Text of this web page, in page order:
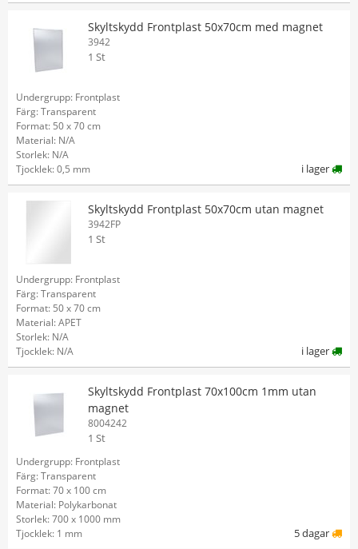
Skyltskydd Frontplast 50x70cm med magnet
3942
1 St
Undergrupp: Frontplast
Färg: Transparent
Format: 50 x 70 cm
Material: N/A
Storlek: N/A
Tjocklek: 0,5 mm
i lager
Skyltskydd Frontplast 50x70cm utan magnet
3942FP
1 St
Undergrupp: Frontplast
Färg: Transparent
Format: 50 x 70 cm
Material: APET
Storlek: N/A
Tjocklek: N/A
i lager
Skyltskydd Frontplast 70x100cm 1mm utan
magnet
8004242
1 St
Undergrupp: Frontplast
Färg: Transparent
Format: 70 x 100 cm
Material: Polykarbonat
Storlek: 700 x 1000 mm
Tjocklek: 1 mm
5 dagar